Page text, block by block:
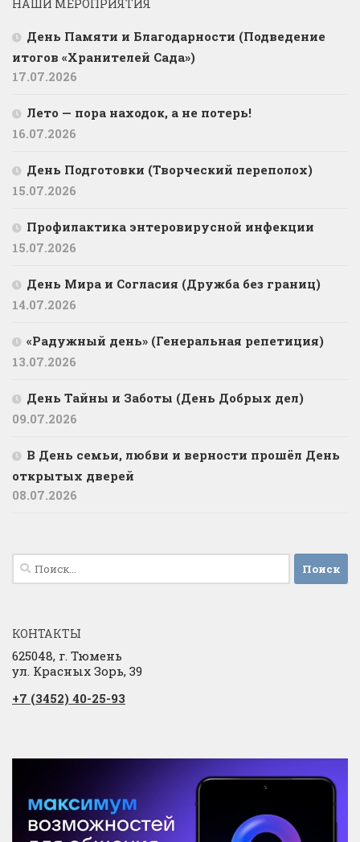
НАШИ МЕРОПРИЯТИЯ
День Памяти и Благодарности (Подведение
итогов «Хранителей Сада»)
17.07.2026
Лето — пора находок, а не потерь!
16.07.2026
День Подготовки (Творческий переполох)
15.07.2026
Профилактика энтеровирусной инфекции
15.07.2026
День Мира и Согласия (Дружба без границ)
14.07.2026
«Радужный день» (Генеральная репетиция)
13.07.2026
День Тайны и Заботы (День Добрых дел)
09.07.2026
В День семьи, любви и верности прошёл День
открытых дверей
08.07.2026
Найти:
КОНТАКТЫ
625048, г. Тюмень
ул. Красных Зорь, 39
+7 (3452) 40-25-93